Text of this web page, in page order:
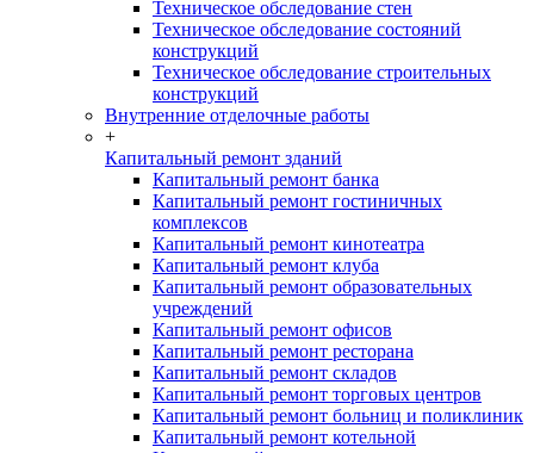
Техническое обследование стен
Техническое обследование состояний
конструкций
Техническое обследование строительных
конструкций
Внутренние отделочные работы
+
Капитальный ремонт зданий
Капитальный ремонт банка
Капитальный ремонт гостиничных
комплексов
Капитальный ремонт кинотеатра
Капитальный ремонт клуба
Капитальный ремонт образовательных
учреждений
Капитальный ремонт офисов
Капитальный ремонт ресторана
Капитальный ремонт складов
Капитальный ремонт торговых центров
Капитальный ремонт больниц и поликлиник
Капитальный ремонт котельной